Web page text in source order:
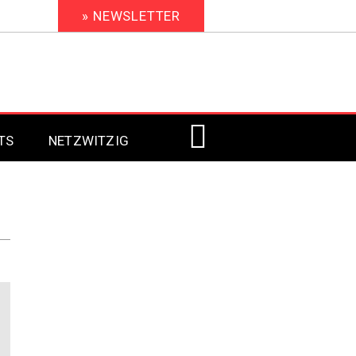
» NEWSLETTER
Signage 2021
Signage 2020
Signage 2019
NETZWITZIG